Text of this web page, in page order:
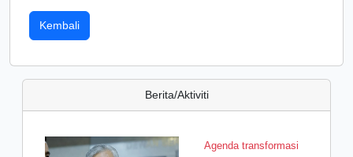
Kembali
Berita/Aktiviti
Agenda transformasi